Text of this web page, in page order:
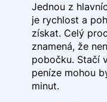
Jednou z
je rychlost a
získat. Celý
znamená, že
pobočku. Stačí
peníze mohou
minut.